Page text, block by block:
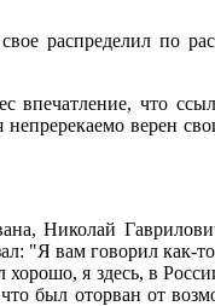
распределил по
что
непререкаемо верен
Николай
"Я вам говорил как-
я здесь, в
был оторван от